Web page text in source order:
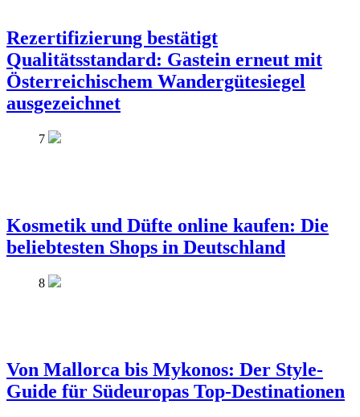
Rezertifizierung bestätigt
Qualitätsstandard: Gastein erneut mit
Österreichischem Wandergütesiegel
ausgezeichnet
7
Kosmetik und Düfte online kaufen: Die
beliebtesten Shops in Deutschland
8
Von Mallorca bis Mykonos: Der Style-
Guide für Südeuropas Top-Destinationen